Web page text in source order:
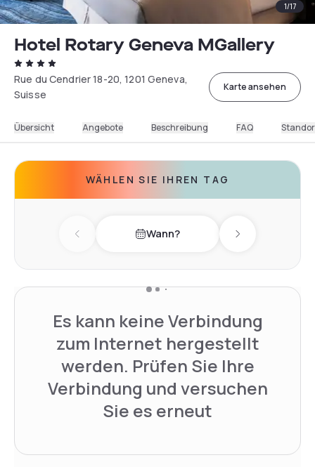
1/17
Hotel Rotary Geneva MGallery
Rue du Cendrier 18-20, 1201 Geneva,
Suisse
Karte ansehen
Übersicht Angebote Beschreibung FAQ
WÄHLEN SIE IHREN TAG
Previous day Wann? Next day
Es kann keine Verbindung
zum Internet hergestellt
werden. Prüfen Sie Ihre
Verbindung und versuchen
Sie es erneut